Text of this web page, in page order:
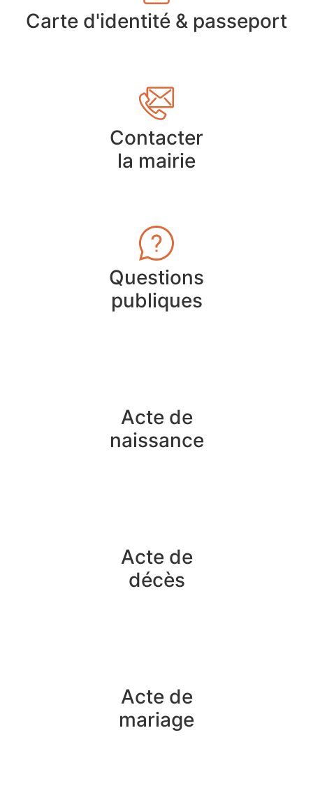
Carte d'identité & passeport
Contacter
la mairie
Questions
publiques
Acte de
naissance
Acte de
décès
Acte de
mariage